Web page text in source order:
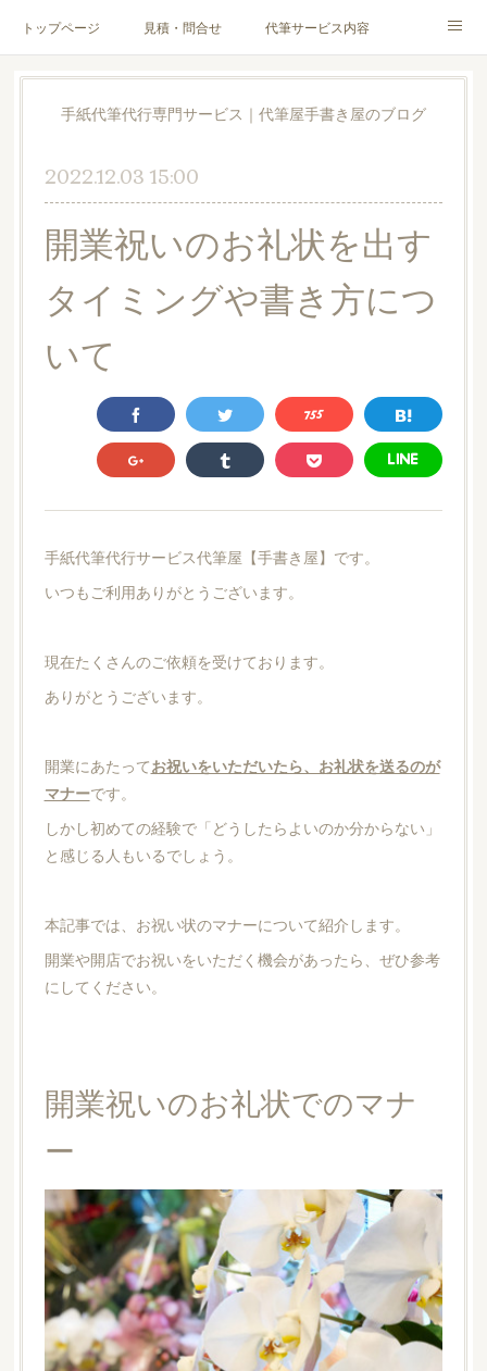
トップページ 見積・問合せ 代筆サービス内容
料金表 代筆サンプル 手紙文章作成代行サービス
ブログ お客様の声
Instagram
手紙代筆代行専門サービス｜代筆屋手書き屋のブログ
2022.12.03 15:00
開業祝いのお礼状を出す
タイミングや書き方につ
いて
手紙代筆代行サービス代筆屋【手書き屋】です。
いつもご利用ありがとうございます。
現在たくさんのご依頼を受けております。
ありがとうございます。
開業にあたってお祝いをいただいたら、お礼状を送るのが
マナーです。
しかし初めての経験で「どうしたらよいのか分からない」
と感じる人もいるでしょう。
本記事では、お祝い状のマナーについて紹介します。
開業や開店でお祝いをいただく機会があったら、ぜひ参考
にしてください。
開業祝いのお礼状でのマナ
ー